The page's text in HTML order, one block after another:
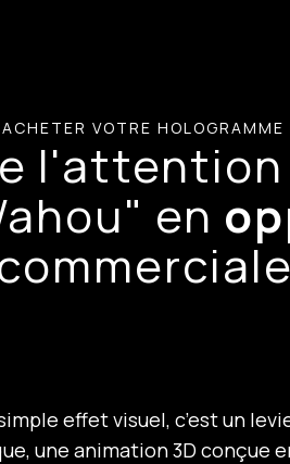
ACHETER VOTRE HOLOGRAMME
en
simple effet visuel, c’est un
une animation 3D conçue